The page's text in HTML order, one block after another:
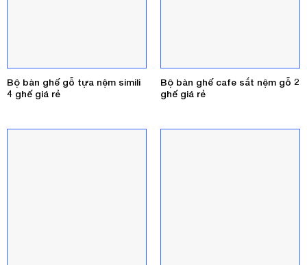
Bộ bàn ghế gỗ tựa nệm simili
4 ghế giá rẻ
Bộ bàn ghế cafe sắt nệm gỗ 2
ghế giá rẻ